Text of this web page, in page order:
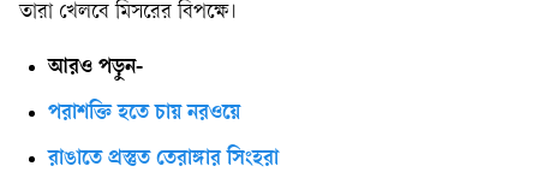
তারা খেলবে মিসরের বিপক্ষে।
আরও পড়ুন-
পরাশক্তি হতে চায় নরওয়ে
রাঙাতে প্রস্তুত তেরাঙ্গার সিংহরা